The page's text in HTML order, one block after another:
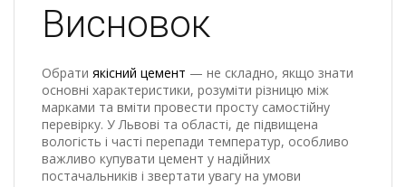
Висновок
Обрати якісний цемент — не складно, якщо знати
основні характеристики, розуміти різницю між
марками та вміти провести просту самостійну
перевірку. У Львові та області, де підвищена
вологість і часті перепади температур, особливо
важливо купувати цемент у надійних
постачальників і звертати увагу на умови